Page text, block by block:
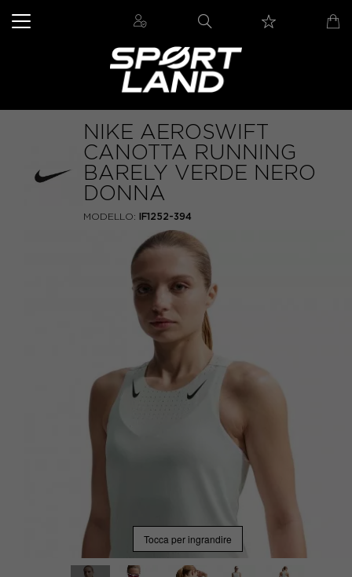
NIKE AEROSWIFT
CANOTTA RUNNING
BARELY VERDE NERO
DONNA
MODELLO: IF1252-394
Tocca per ingrandire